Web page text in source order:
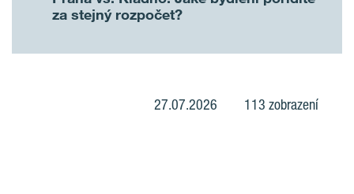
za stejný rozpočet?
27.07.2026 113 zobrazení